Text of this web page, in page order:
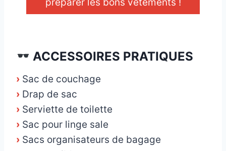
ACCESSOIRES PRATIQUES
› Sac de couchage
› Drap de sac
› Serviette de toilette
› Sac pour linge sale
› Sacs organisateurs de bagage